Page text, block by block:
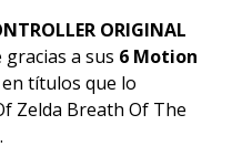
ORIGINAL
gracias a sus 6 Motion
títulos que lo
Zelda Breath Of The